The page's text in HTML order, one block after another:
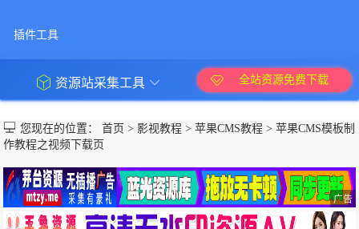
插件工具
资源站采集工具 全站资源免费下载
您现在的位置：首页 > 影视教程 >苹果CMS教程 >苹果CMS模板制
作教程之视频下载页
广告